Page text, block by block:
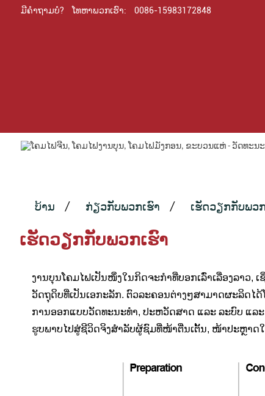
ມີຄຳຖາມບໍ? ໂທຫາພວກເຮົາ: 0086-15983172848
ບ້ານ ກ່ຽວກັບພວກເຮົາ ເຮັດວຽກກັບພວ
ເຮັດວຽກກັບພວກເຮົາ
ງານບຸນໂຄມໄຟເປັນໜຶ່ງໃນກິດຈະກຳທີ່ບອກເລົ່າເລື່ອງລາ
ວັດຖຸດິບທີ່ເປັນເອກະລັກ. ຕົວລະຄອນຕ່າງໆສາມາດຜະລິດໄດ້
ການອອກແບບວັດທະນະທໍາ, ປະຫວັດສາດ ແລະ ລະບົບ ແ
ຮູບພາບໄປສູ່ຊີວິດຈິງສໍາລັບຜູ້ຊົມທີ່ໜ້າຕື່ນເຕັ້ນ, ໜ້າປະຫຼາດ